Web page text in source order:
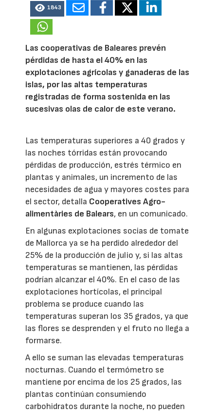
1843
Las cooperativas de Baleares prevén
pérdidas de hasta el 40% en las
explotaciones agrícolas y ganaderas de las
islas, por las altas temperaturas
registradas de forma sostenida en las
sucesivas olas de calor de este verano.
Las temperaturas superiores a 40 grados y
las noches tórridas están provocando
pérdidas de producción, estrés térmico en
plantas y animales, un incremento de las
necesidades de agua y mayores costes para
el sector, detalla Cooperatives Agro-
alimentàries de Balears, en un comunicado.
En algunas explotaciones socias de tomate
de Mallorca ya se ha perdido alrededor del
25% de la producción de julio y, si las altas
temperaturas se mantienen, las pérdidas
podrían alcanzar el 40%. En el caso de las
explotaciones hortícolas, el principal
problema se produce cuando las
temperaturas superan los 35 grados, ya que
las flores se desprenden y el fruto no llega a
formarse.
A ello se suman las elevadas temperaturas
nocturnas. Cuando el termómetro se
mantiene por encima de los 25 grados, las
plantas continúan consumiendo
carbohidratos durante la noche, no pueden